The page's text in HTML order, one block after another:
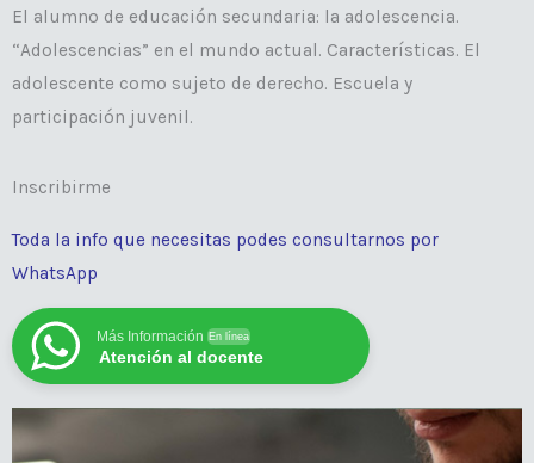
El alumno de educación secundaria: la adolescencia.
“Adolescencias” en el mundo actual. Características. El
adolescente como sujeto de derecho. Escuela y
participación juvenil.
Inscribirme
Toda la info que necesitas podes consultarnos por
WhatsApp
Más Información En línea
Atención al docente